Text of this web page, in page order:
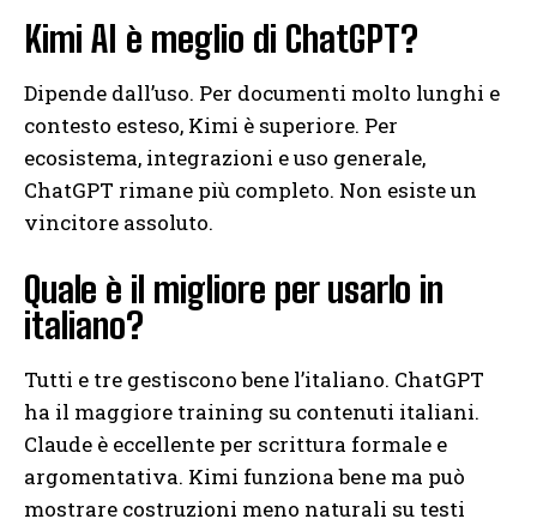
Kimi AI è meglio di ChatGPT?
Dipende dall’uso. Per documenti molto lunghi e
contesto esteso, Kimi è superiore. Per
ecosistema, integrazioni e uso generale,
ChatGPT rimane più completo. Non esiste un
vincitore assoluto.
Quale è il migliore per usarlo in
italiano?
Tutti e tre gestiscono bene l’italiano. ChatGPT
ha il maggiore training su contenuti italiani.
Claude è eccellente per scrittura formale e
argomentativa. Kimi funziona bene ma può
mostrare costruzioni meno naturali su testi